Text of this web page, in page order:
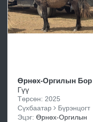
Өрнөх-Оргилын Бор
Гүү
Төрсөн: 2025
Сүхбаатар
Бүрэнцогт
Эцэг: Өрнөх-Оргилын